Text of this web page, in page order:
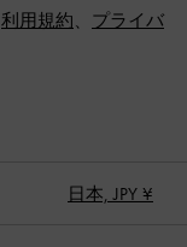
利用規約、 プライバ
日本, JPY ¥